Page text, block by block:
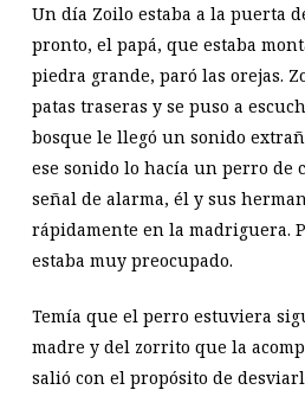
Un día Zoilo estaba a la puerta
pronto, el papá, que estaba
piedra grande, paró las orejas.
patas traseras y se puso a
bosque le llegó un sonido
ese sonido lo hacía un perro de
señal de alarma, él y sus
rápidamente en la madriguera.
estaba muy preocupado.
Temía que el perro estuviera
madre y del zorrito que la
salió con el propósito de